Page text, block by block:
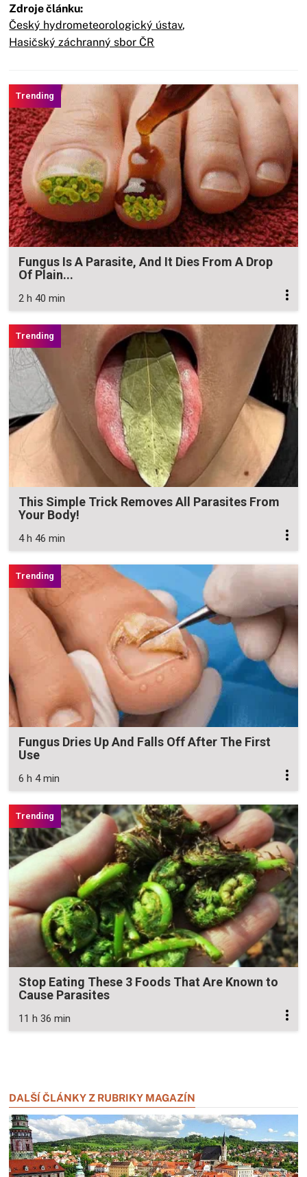
Zdroje článku:
Český hydrometeorologický ústav,
Hasičský záchranný sbor ČR
Fungus Is A Parasite, And It Dies From A Drop
Of Plain...
2 h 40 min
This Simple Trick Removes All Parasites From
Your Body!
4 h 46 min
Fungus Dries Up And Falls Off After The First
Use
6 h 4 min
Stop Eating These 3 Foods That Are Known to
Cause Parasites
11 h 36 min
DALŠÍ ČLÁNKY Z RUBRIKY MAGAZÍN